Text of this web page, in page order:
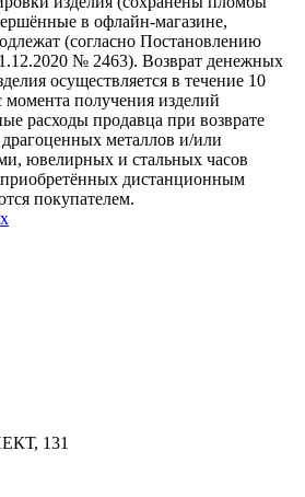
в офлайн-магазине,
(согласно Постановлению
№ 2463). Возврат денежных
осуществляется в течение 10
момента получения изделий
расходы продавца при возврате
металлов и/или
ювелирных и стальных часов
приобретённых дистанционным
покупателем.
131